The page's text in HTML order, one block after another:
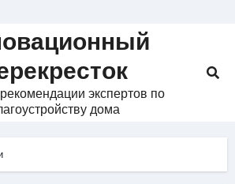
экспертов по
дома